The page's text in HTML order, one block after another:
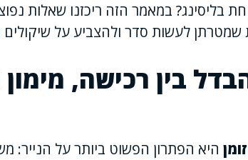
בליסינג? במאמר הזה ריכזנו שאלות
לעשות סדר ולהצביע על
בין רכישה, מימון
היא הפתרון הפשוט ביותר על הנייר: